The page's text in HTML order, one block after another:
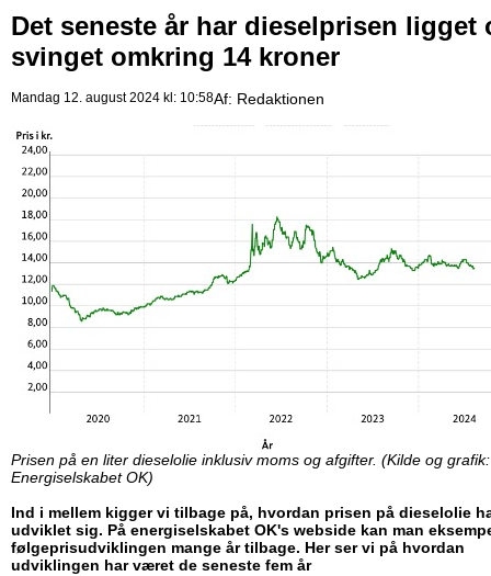
Det seneste år har dieselprisen ligget
svinget omkring 14 kroner
Mandag 12. august 2024 kl: 10:58Af: Redaktionen
Prisen på en liter dieselolie inklusiv moms og afgifter. (Kilde og grafik:
Energiselskabet OK)
Ind i mellem kigger vi tilbage på, hvordan prisen på dieselolie
udviklet sig. På energiselskabet OK's webside kan man
følgeprisudviklingen mange år tilbage. Her ser vi på hvordan
udviklingen har været de seneste fem år